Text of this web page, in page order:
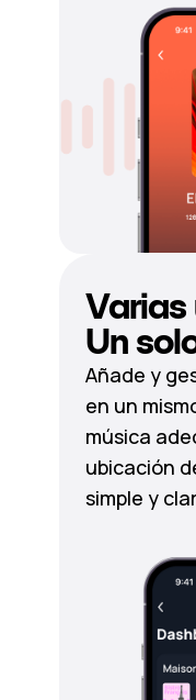
Varias
Un
Añade y
en un
música
ubicación
simple y